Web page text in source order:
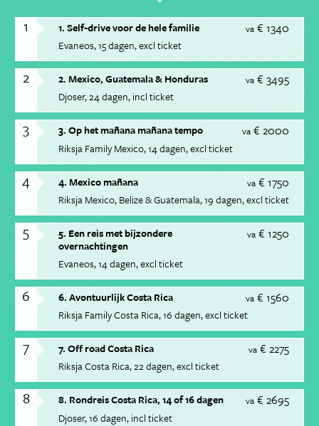
1 va € 1340
1. Self-drive voor de hele familie
Evaneos 15 dagen excl ticket
2 va € 3495
2. Mexico, Guatemala & Honduras
Djoser 24 dagen incl ticket
3 va € 2000
3. Op het mañana mañana tempo
Riksja Family Mexico 14 dagen excl ticket
4 va € 1750
4. Mexico mañana
Riksja Mexico, Belize & Guatemala 19 dagen excl ticket
5 va € 1250
5. Een reis met bijzondere
overnachtingen
Evaneos 14 dagen excl ticket
6 va € 1560
6. Avontuurlijk Costa Rica
Riksja Family Costa Rica 16 dagen excl ticket
7 va € 2275
7. Off road Costa Rica
Riksja Costa Rica 22 dagen excl ticket
8 va € 2695
8. Rondreis Costa Rica, 14 of 16 dagen
Djoser 16 dagen incl ticket